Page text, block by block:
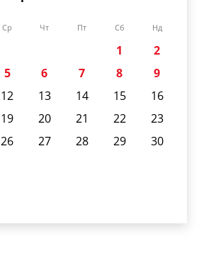
Ср Чт Пт Сб Нд
1
2
5 6 7 8
9
12 13 14 15
16
19 20 21 22
23
26 27 28 29
30